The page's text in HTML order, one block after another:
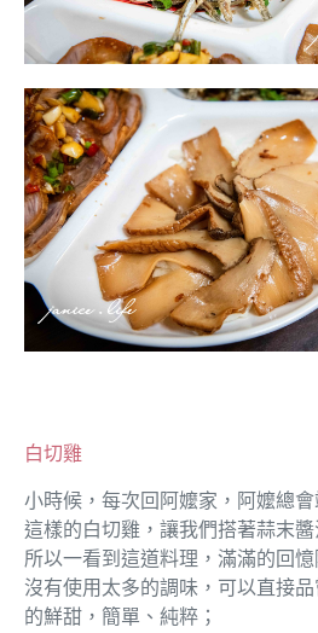
白切雞
小時候，每次回阿嬤家，阿嬤總
這樣的白切雞，讓我們搭著蒜末醬
所以一看到這道料理，滿滿的回憶
沒有使用太多的調味，可以直接
的鮮甜，簡單、純粹；